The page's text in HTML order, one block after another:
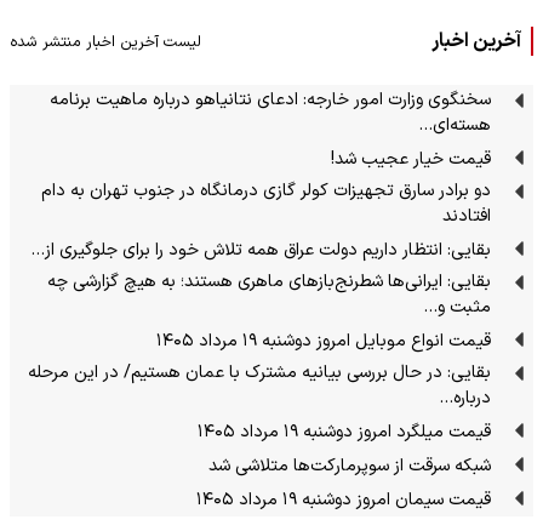
آخرین اخبار لیست آخرین اخبار منتشر شده
سخنگوی وزارت امور خارجه: ادعای نتانیاهو درباره ماهیت برنامه
هسته‌ای…
قیمت خیار عجیب شد!
دو برادر سارق تجهیزات کولر گازی درمانگاه در جنوب تهران به دام
افتادند
بقایی: انتظار داریم دولت عراق همه تلاش خود را برای جلوگیری از…
بقایی: ایرانی‌ها شطرنج‌بازهای ماهری هستند؛ به هیچ گزارشی چه
مثبت و…
قیمت انواع موبایل امروز دوشنبه ۱۹ مرداد ۱۴۰۵
بقایی: در حال بررسی بیانیه مشترک با عمان هستیم/ در این مرحله
درباره…
قیمت میلگرد امروز دوشنبه ۱۹ مرداد ۱۴۰۵
شبکه سرقت از سوپرمارکت‌ها متلاشی شد
قیمت سیمان امروز دوشنبه ۱۹ مرداد ۱۴۰۵